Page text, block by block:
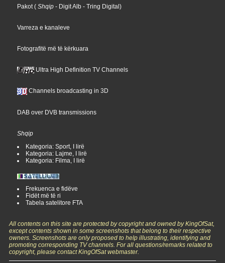
Pakot( Shqip - Digit Alb - Tring Digital)
Varreza e kanaleve
Fotografitë më të kërkuara
Ultra High Definition TV Channels
Channels broadcasting in 3D
DAB over DVB transmissions
Shqip
Kategoria: Sport, I lirë
Kategoria: Lajme, I lirë
Kategoria: Filma, I lirë
Frekuenca e fidëve
Fidët më të ri
Tabela satelitore FTA
All contents on this site are protected by copyright and owned by KingOfSat,
except contents shown in some screenshots that belong to their respective
owners. Screenshots are only proposed to help illustrating, identifying and
promoting corresponding TV channels. For all questions/remarks related to
copyright, please contact KingOfSat webmaster.